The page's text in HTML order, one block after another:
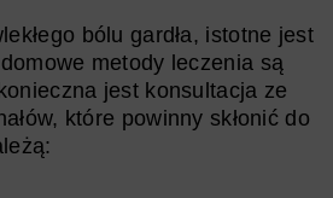
bólu gardła, istotne jest
metody leczenia są
jest konsultacja ze
które powinny skłonić do